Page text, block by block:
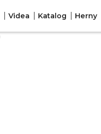
Videa Katalog Herny